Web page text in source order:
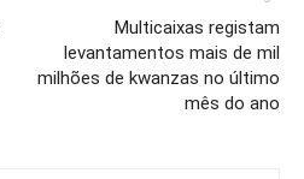
Multicaixas registam
levantamentos mais de mil
milhões de kwanzas no último
mês do ano